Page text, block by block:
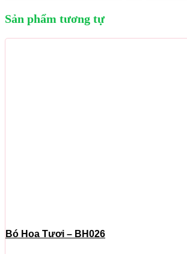
Sản phẩm tương tự
Bó Hoa Tươi – BH026